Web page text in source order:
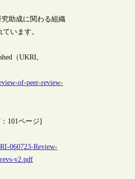
助成に関わる組織
います。
（UKRI,
of-peer-review-
101ページ]
060723-Review-
v2.pdf